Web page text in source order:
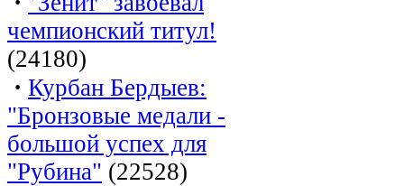
чемпионский титул!
(24180)
· Курбан Бердыев:
"Бронзовые медали -
большой успех для
"Рубина" (22528)